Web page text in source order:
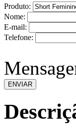
Produto:
Nome:
E-mail:
Telefone: